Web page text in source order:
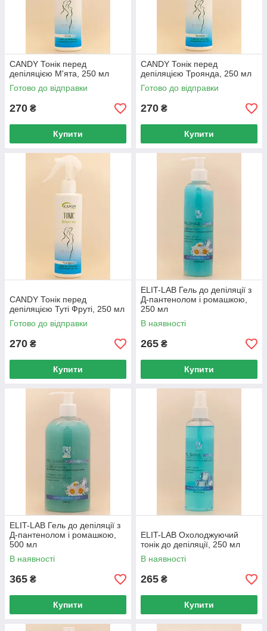
CANDY Тонік перед
депіляцією М'ята, 250 мл
Готово до відправки
270 ₴
Купити
CANDY Тонік перед
депіляцією Троянда, 250 мл
Готово до відправки
270 ₴
Купити
CANDY Тонік перед
депіляцією Туті Фруті, 250 мл
Готово до відправки
270 ₴
Купити
ELIT-LAB Гель до депіляції з
Д-пантенолом і ромашкою,
250 мл
В наявності
265 ₴
Купити
ELIT-LAB Гель до депіляції з
Д-пантенолом і ромашкою,
500 мл
В наявності
365 ₴
Купити
ELIT-LAB Охолоджуючий
тонік до депіляції, 250 мл
В наявності
265 ₴
Купити